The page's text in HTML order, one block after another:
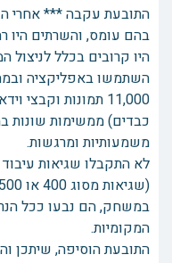
התובעת עקבה *** אחרי
בהם עומס, והשרתים היו
היו קרובים בכלל
השתמשו באפליקציה
11,000 תמונות
כבדים) ממשימות
משמעותיות ומרגשות.
לא התקבלו שגיאות
במשחק, הם נבעו ככל
המקומיות.
התובעת הוסיפה,